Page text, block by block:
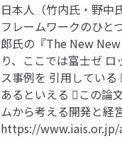
日本人（竹内氏・野中
フレームワークのひと
郎氏の『The New
り、ここでは富士ゼ
ス事例を 引用してい
あるといえる この論
ムから考える開発と
https://www.iais.or.jp/